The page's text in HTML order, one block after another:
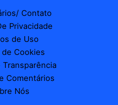
Contato
Privacidade
de Uso
de Cookies
Transparência
Comentários
Nós